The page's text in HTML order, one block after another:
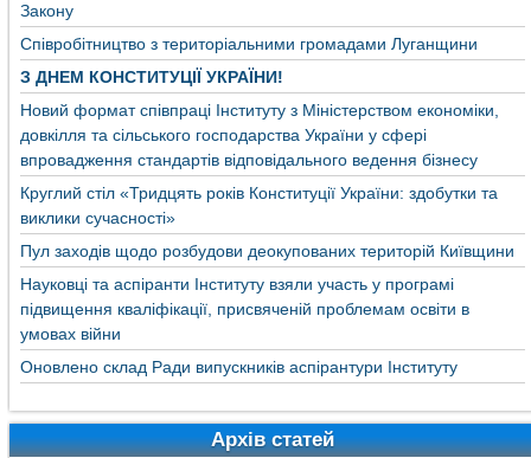
Закону
Співробітництво з територіальними громадами Луганщини
З ДНЕМ КОНСТИТУЦІЇ УКРАЇНИ!
Новий формат співпраці Інституту з Міністерством економіки,
довкілля та сільського господарства України у сфері
впровадження стандартів відповідального ведення бізнесу
Круглий стіл «Тридцять років Конституції України: здобутки та
виклики сучасності»
Пул заходів щодо розбудови деокупованих територій Київщини
Науковці та аспіранти Інституту взяли участь у програмі
підвищення кваліфікації, присвяченій проблемам освіти в
умовах війни
Оновлено склад Ради випускників аспірантури Інституту
Архів статей